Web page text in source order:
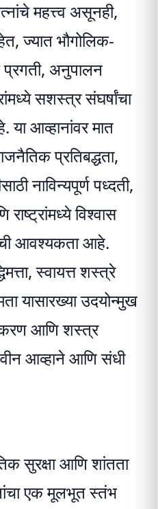
महत्त्व असूनही,
ज्यात भौगोलिक-
प्रगती, अनुपालन
सशस्त्र संघर्षांचा
आव्हानांवर मात
प्रतिबद्धता,
नाविन्यपूर्ण पध्दती,
विश्वास
आवश्यकता आहे.
स्वायत्त शस्त्रे
यासारख्या उदयोन्मुख
आणि शस्त्र
आव्हाने आणि संधी
सुरक्षा आणि शांतता
एक मूलभूत स्तंभ